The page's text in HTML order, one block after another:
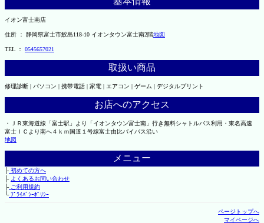
イオン富士南店
住所 ： 静岡県富士市鮫島118-10 イオンタウン富士南2階地図
TEL ： 0545657021
取扱い商品
修理診断 | パソコン | 携帯電話 | 家電 | エアコン | ゲーム | デジタルプリント
お店へのアクセス
・ＪＲ東海道線「富士駅」より「イオンタウン富士南」行き無料シャトルバス利用・東名高速
富士ＩＣより南へ４ｋｍ国道１号線富士由比バイパス沿い
地図
メニュー
├初めての方へ
├ よくあるお問い合わせ
├ご利用規約
└ﾌﾟﾗｲﾊﾞｼｰﾎﾟﾘｼｰ
ページトップへ
マイページへ